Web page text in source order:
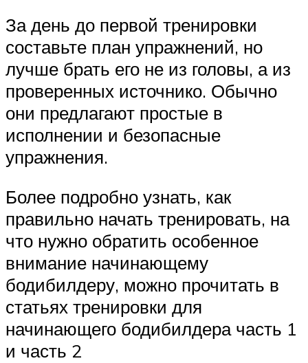
За день до первой тренировки
составьте план упражнений, но
лучше брать его не из головы, а из
проверенных источнико. Обычно
они предлагают простые в
исполнении и безопасные
упражнения.
Более подробно узнать, как
правильно начать тренировать, на
что нужно обратить особенное
внимание начинающему
бодибилдеру, можно прочитать в
статьях тренировки для
начинающего бодибилдера часть 1
и часть 2